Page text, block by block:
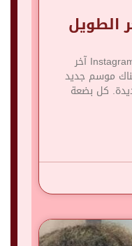
الطويل
Instagram Twitter Snapchat Youtube آخر
موسم جديد
كل بضعة